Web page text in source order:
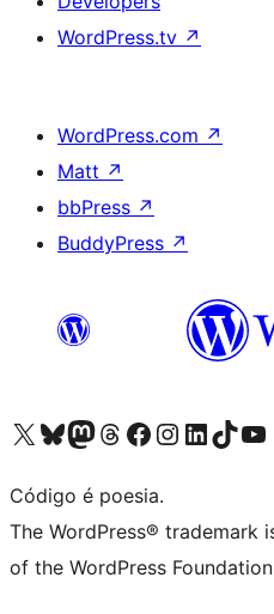
WordPress.tv ↗
WordPress.com ↗
Matt ↗
bbPress ↗
BuddyPress ↗
Visite a nossa conta X (antigo Twitter)
Visit our Bluesky account
Visit our Mastodon account
Visit our Threads account
Visite a nossa página do Facebook
Visite a nossa conta no
Visite a nossa conta no
Visit ourVisit
Código é poesia.
The WordPress® trademark
of the WordPress